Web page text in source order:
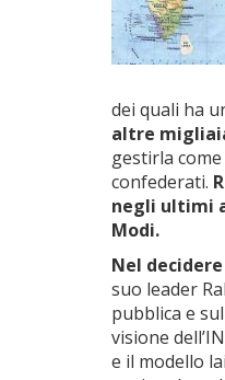
dei quali ha
altre
gestirla
confederati.
negli ultimi
Modi.
Nel
suo leader
pubblica e
visione
e il modello